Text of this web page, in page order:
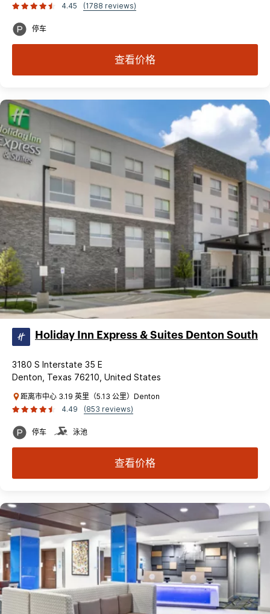
4.45
(1788 reviews)
停车
查看价格
Holiday Inn Express & Suites Denton South
3180 S Interstate 35 E
Denton, Texas 76210, United States
距离市中心 3.19 英里（5.13 公里）Denton
4.49
(853 reviews)
停车 泳池
查看价格